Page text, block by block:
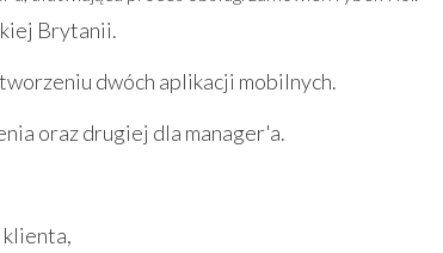
Brytanii.
dwóch aplikacji mobilnych.
oraz drugiej dla manager'a.
klienta,